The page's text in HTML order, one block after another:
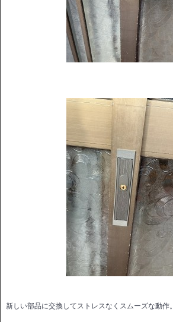
新しい部品に交換してストレスなくスムーズな動作。